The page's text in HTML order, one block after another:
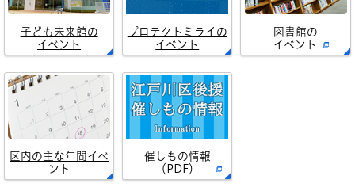
子ども未来館の
イベント
プロテクトミライの
イベント
図書館の
イベント
区内の主な年間イベ
ント
催しもの情報
（PDF）